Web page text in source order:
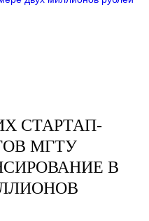
СТАРТАП-
МГТУ
В